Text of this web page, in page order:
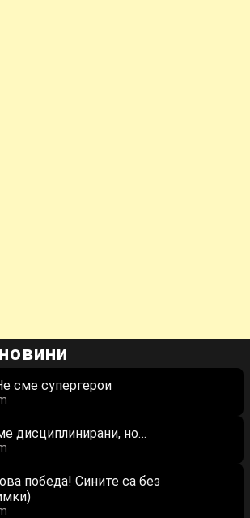
сме супергерои
дисциплинирани, но…
победа! Сините са без